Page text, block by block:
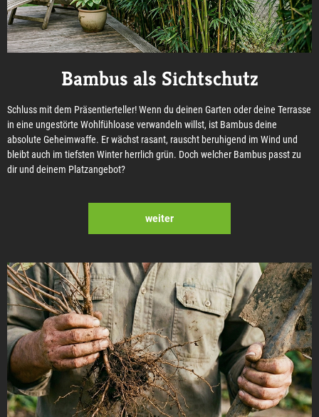
Bambus als Sichtschutz
Schluss mit dem Präsentierteller! Wenn du deinen Garten oder deine Terrasse
in eine ungestörte Wohlfühloase verwandeln willst, ist Bambus deine
absolute Geheimwaffe. Er wächst rasant, rauscht beruhigend im Wind und
bleibt auch im tiefsten Winter herrlich grün. Doch welcher Bambus passt zu
dir und deinem Platzangebot?
weiter